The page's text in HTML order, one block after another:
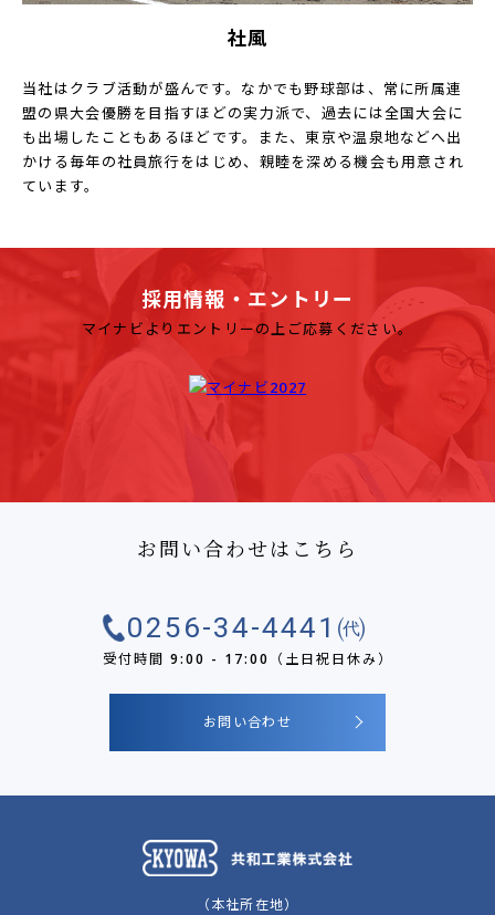
社風
当社はクラブ活動が盛んです。なかでも野球部は、常に所属連
盟の県大会優勝を目指すほどの実力派で、過去には全国大会に
も出場したこともあるほどです。また、東京や温泉地などへ出
かける毎年の社員旅行をはじめ、親睦を深める機会も用意され
ています。
採用情報・エントリー
マイナビよりエントリーの上ご応募ください。
お問い合わせはこちら
0256-34-4441㈹
受付時間 9:00 - 17:00（土日祝日休み）
お問い合わせ
（本社所在地）